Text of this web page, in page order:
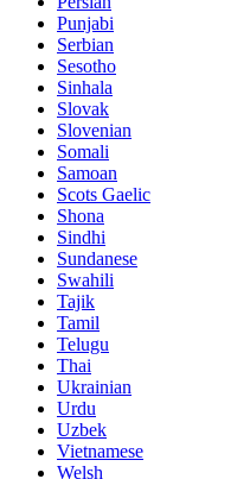
Punjabi
Serbian
Sesotho
Sinhala
Slovak
Slovenian
Somali
Samoan
Scots Gaelic
Shona
Sindhi
Sundanese
Swahili
Tajik
Tamil
Telugu
Thai
Ukrainian
Urdu
Uzbek
Vietnamese
Welsh